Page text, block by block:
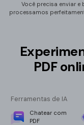
Você precisa enviar e
processamos
PDF
Ferramentas de IA
Chatear com
PDF